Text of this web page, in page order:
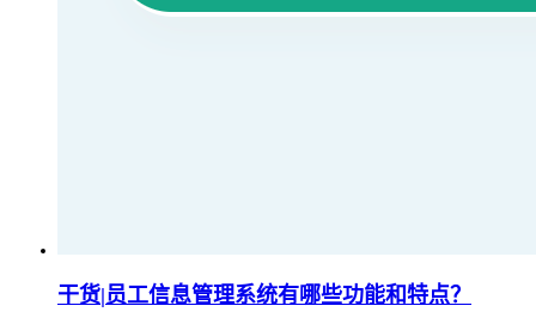
干货|员工信息管理系统有哪些功能和特点？